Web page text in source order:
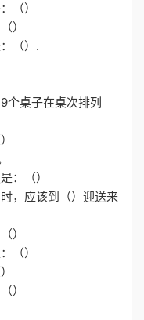
（）
）
（）.
个桌子在桌次排列
：（）
，应该到（）迎送来
）
（）
）